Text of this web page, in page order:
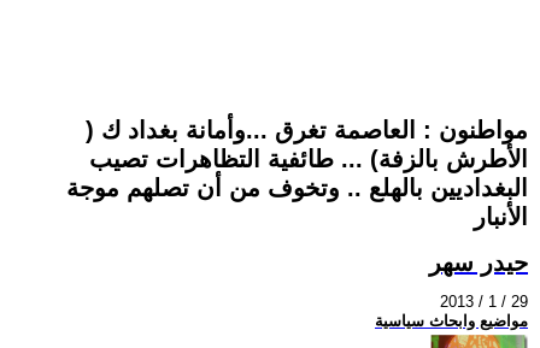
مواطنون : العاصمة تغرق ...وأمانة بغداد ك (
الأطرش بالزفة) ... طائفية التظاهرات تصيب
البغداديين بالهلع .. وتخوف من أن تصلهم موجة
الأنبار
حيدر سهر
2013 / 1 / 29
مواضيع وابحاث سياسية